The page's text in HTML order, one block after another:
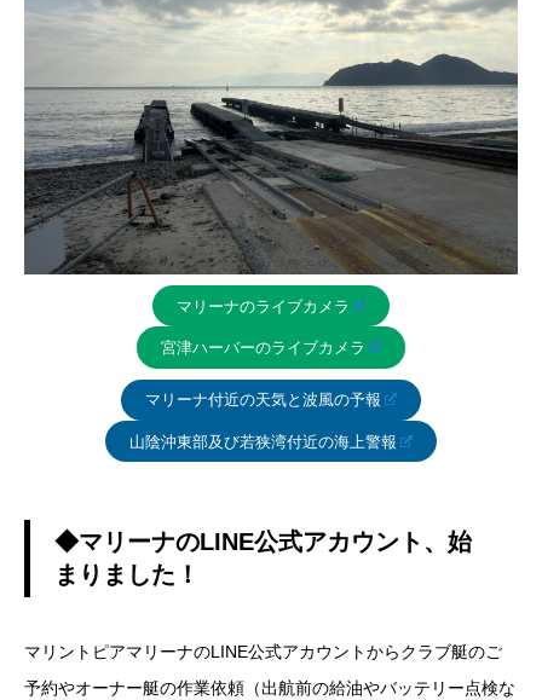
マリーナのライブカメラ
宮津ハーバーのライブカメラ
マリーナ付近の天気と波風の予報
山陰沖東部及び若狭湾付近の海上警報
◆マリーナのLINE公式アカウント、始
まりました！
マリントピアマリーナのLINE公式アカウントからクラブ艇のご
予約やオーナー艇の作業依頼（出航前の給油やバッテリー点検な